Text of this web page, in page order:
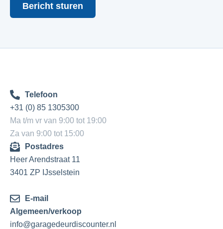
Bericht sturen
Telefoon
+31 (0) 85 1305300
Ma t/m vr van 9:00 tot 19:00
Za van 9:00 tot 15:00
Postadres
Heer Arendstraat 11
3401 ZP IJsselstein
E-mail
Algemeen/verkoop
info@garagedeurdiscounter.nl